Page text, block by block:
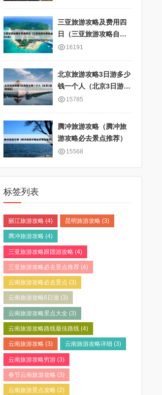
三亚旅游攻略及费用四
日（三亚旅游攻略自由
行4天）
16191
北京旅游攻略3日游多少
钱一个人（北京3日游线
路）15785
腾冲旅游攻略（腾冲旅
游攻略必去景点推荐）
15568
标签列表
丽江旅游攻略 (4) 昆明旅游攻略 (3)
腾冲旅游攻略 (4)
三亚旅游攻略跟团游攻略 (4)
三亚旅游攻略必去景点推荐 (4)
云南旅游攻略必去景点 (3)
云南旅游攻略6日游 (3)
云南旅游攻略景点大全 (3)
云南旅游攻略路线最佳路线 (4)
云南旅游攻略 (3) 云南旅游攻略详细 (3)
云南旅游攻略穷游 (3)
春节云南旅游攻略 (3)
云南旅游景点攻略 (2)